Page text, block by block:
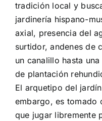
tradición local y
jardinería hispano-
axial, presencia del
surtidor, andenes de
un canalillo hasta
de plantación
El arquetipo del
embargo, es tomado
que jugar libremente